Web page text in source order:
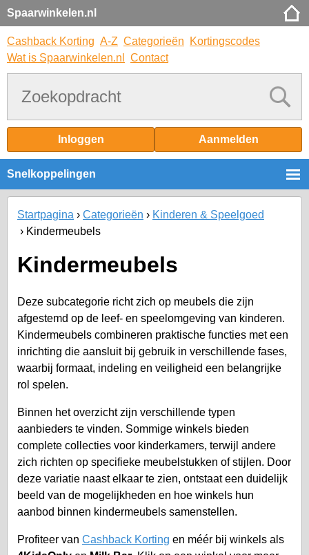
Spaarwinkelen.nl
Cashback Korting A-Z Categorieën
Kortingscodes
Wat is Spaarwinkelen.nl
Contact
Inloggen Aanmelden
Snelkoppelingen
Startpagina Categorieën
Kinderen & Speelgoed
Kindermeubels
Kindermeubels
Deze subcategorie richt zich op meubels die zijn
afgestemd op de leef- en speelomgeving van kinderen.
Kindermeubels combineren praktische functies met een
inrichting die aansluit bij gebruik in verschillende fases,
waarbij formaat, indeling en veiligheid een belangrijke
rol spelen.
Binnen het overzicht zijn verschillende typen
aanbieders te vinden. Sommige winkels bieden
complete collecties voor kinderkamers, terwijl andere
zich richten op specifieke meubelstukken of stijlen. Door
deze variatie naast elkaar te zien, ontstaat een duidelijk
beeld van de mogelijkheden en hoe winkels hun
aanbod binnen kindermeubels samenstellen.
Profiteer van Cashback Korting en méér bij winkels als